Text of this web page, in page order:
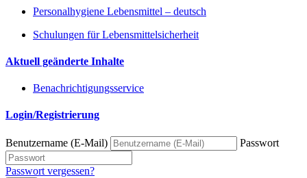
Personalhygiene Lebensmittel – deutsch
Schulungen für Lebensmittelsicherheit
Aktuell geänderte Inhalte
Benachrichtigungsservice
Login/Registrierung
Benutzername (E-Mail) Passwort
Passwort vergessen?